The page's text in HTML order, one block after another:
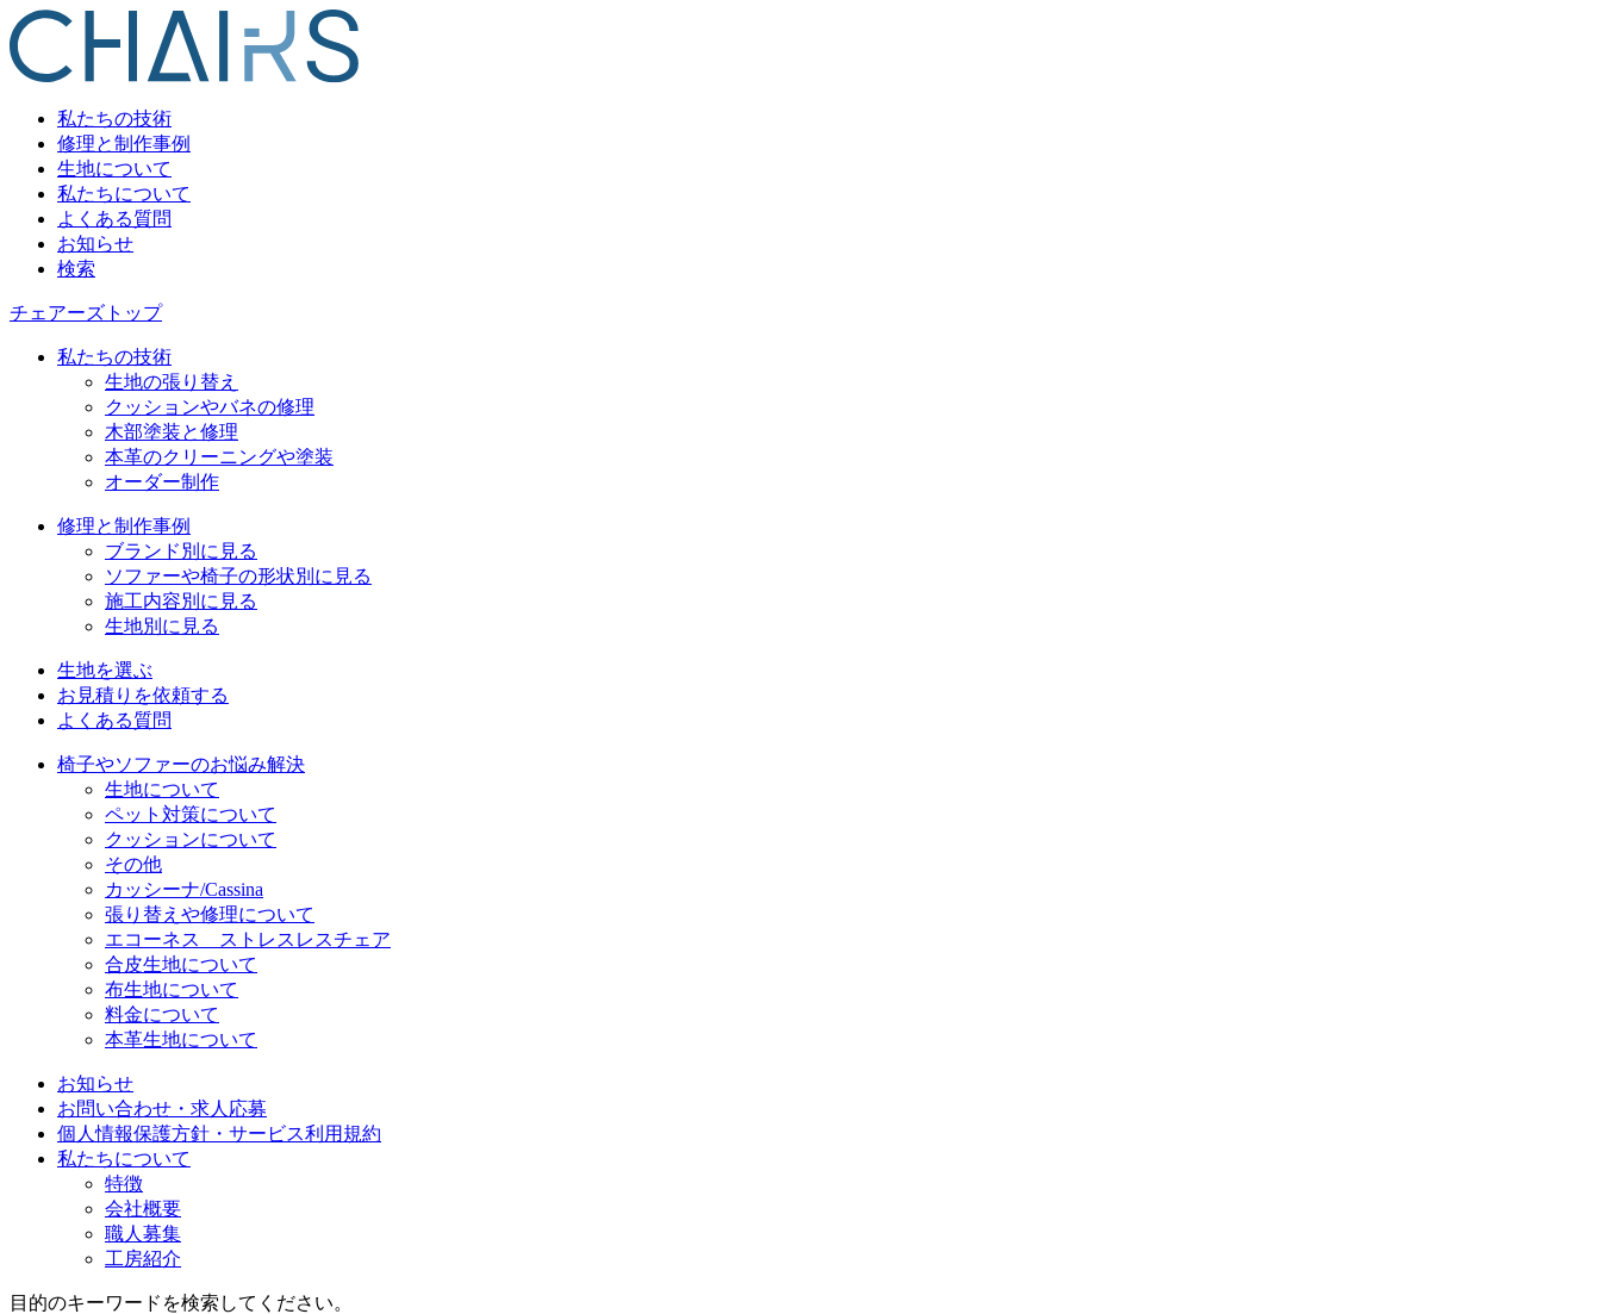
私たちの技術
修理と制作事例
生地について
私たちについて
よくある質問
お知らせ
検索
チェアーズトップ
私たちの技術
生地の張り替え
クッションやバネの修理
木部塗装と修理
本革のクリーニングや塗装
オーダー制作
修理と制作事例
ブランド別に見る
ソファーや椅子の形状別に見る
施工内容別に見る
生地別に見る
生地を選ぶ
お見積りを依頼する
よくある質問
椅子やソファーのお悩み解決
生地について
ペット対策について
クッションについて
その他
カッシーナ/Cassina
張り替えや修理について
エコーネス ストレスレスチェア
合皮生地について
布生地について
料金について
本革生地について
お知らせ
お問い合わせ・求人応募
個人情報保護方針・サービス利用規約
私たちについて
特徴
会社概要
職人募集
工房紹介
目的のキーワードを検索してください。